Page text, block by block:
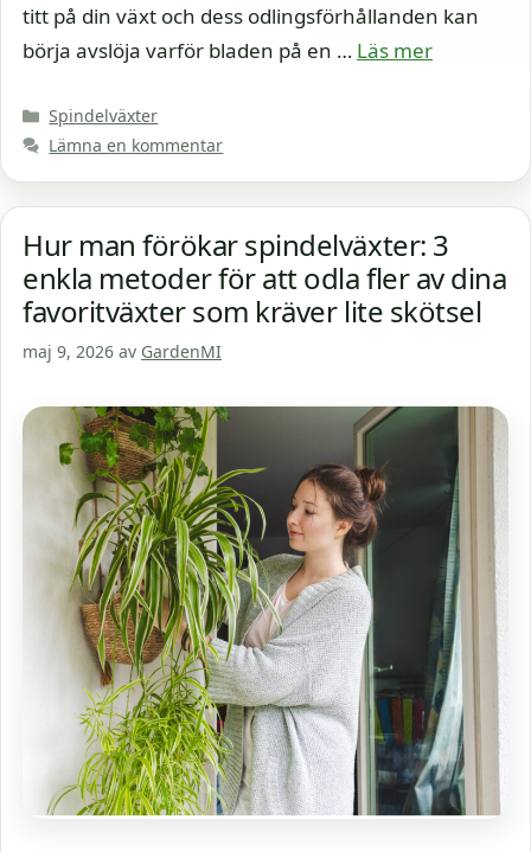
titt på din växt och dess odlingsförhållanden kan
börja avslöja varför bladen på en … Läs mer
Kategorier
Spindelväxter
Lämna en kommentar
Hur man förökar spindelväxter: 3
enkla metoder för att odla fler av dina
favoritväxter som kräver lite skötsel
maj 9, 2026 av GardenMI